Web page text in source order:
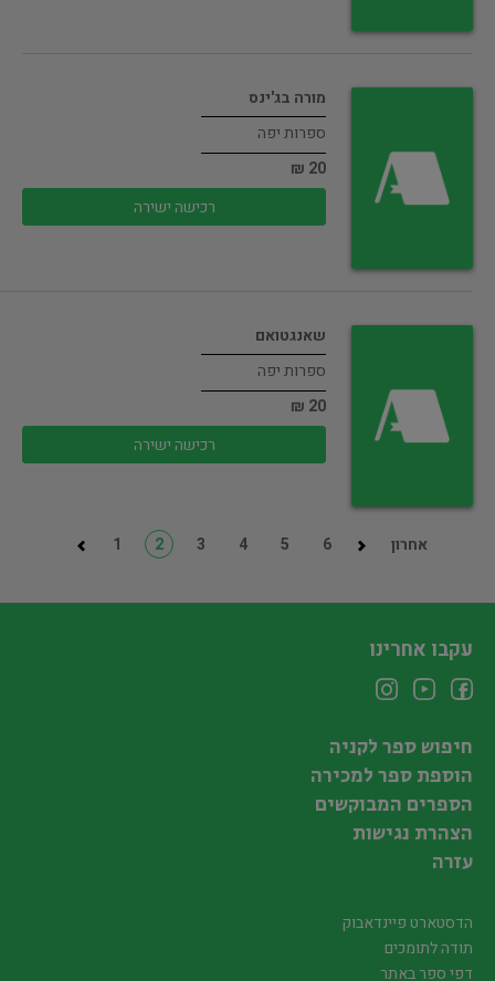
מורה בג'ינס
ספרות יפה
20 ₪
רכישה ישירה
שאנגטואם
ספרות יפה
20 ₪
רכישה ישירה
1 2 3 4 5 6 אחרון
עקבו אחרינו
חיפוש ספר לקניה
הוספת ספר למכירה
הספרים המבוקשים
הצהרת נגישות
עזרה
הדסטארט פיינדאבוק
תודה לתומכים
דפי ספר באתר